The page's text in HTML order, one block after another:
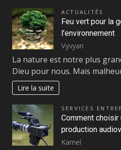
ACTUALITÉS
Feu vert pour la
l’environnement
Vyvyan
La nature est notre plus
Dieu pour nous. Mais
Lire la suite
SERVICES
Comment
production
Kamel